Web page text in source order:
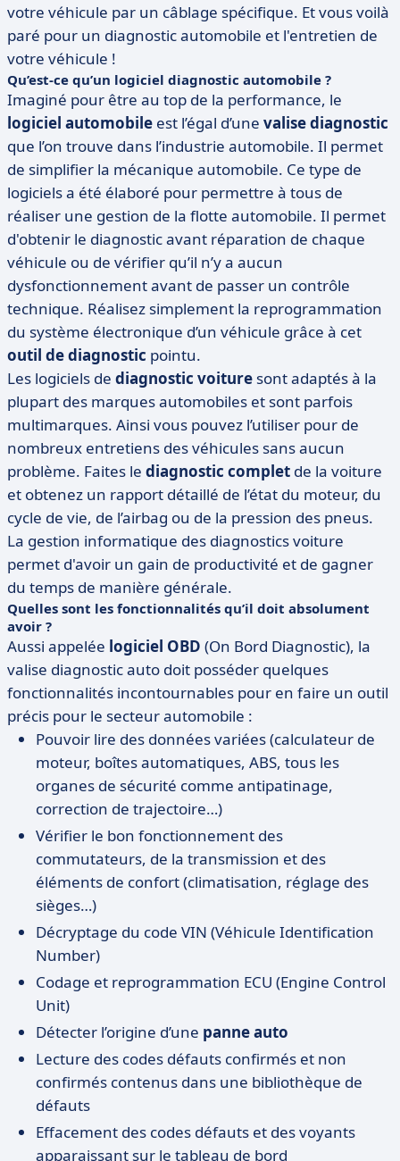
votre véhicule par un câblage spécifique. Et vous voilà
paré pour un diagnostic automobile et l'entretien de
votre véhicule !
Qu’est-ce qu’un logiciel diagnostic automobile ?
Imaginé pour être au top de la performance, le
logiciel automobile est l’égal d’une valise diagnostic
que l’on trouve dans l’industrie automobile. Il permet
de simplifier la mécanique automobile. Ce type de
logiciels a été élaboré pour permettre à tous de
réaliser une gestion de la flotte automobile. Il permet
d'obtenir le diagnostic avant réparation de chaque
véhicule ou de vérifier qu’il n’y a aucun
dysfonctionnement avant de passer un contrôle
technique. Réalisez simplement la reprogrammation
du système électronique d’un véhicule grâce à cet
outil de diagnostic pointu.
Les logiciels de diagnostic voiture sont adaptés à la
plupart des marques automobiles et sont parfois
multimarques. Ainsi vous pouvez l’utiliser pour de
nombreux entretiens des véhicules sans aucun
problème. Faites le diagnostic complet de la voiture
et obtenez un rapport détaillé de l’état du moteur, du
cycle de vie, de l’airbag ou de la pression des pneus.
La gestion informatique des diagnostics voiture
permet d'avoir un gain de productivité et de gagner
du temps de manière générale.
Quelles sont les fonctionnalités qu’il doit absolument
avoir ?
Aussi appelée logiciel OBD (On Bord Diagnostic), la
valise diagnostic auto doit posséder quelques
fonctionnalités incontournables pour en faire un outil
précis pour le secteur automobile :
Pouvoir lire des données variées (calculateur de
moteur, boîtes automatiques, ABS, tous les
organes de sécurité comme antipatinage,
correction de trajectoire…)
Vérifier le bon fonctionnement des
commutateurs, de la transmission et des
éléments de confort (climatisation, réglage des
sièges…)
Décryptage du code VIN (Véhicule Identification
Number)
Codage et reprogrammation ECU (Engine Control
Unit)
Détecter l’origine d’une panne auto
Lecture des codes défauts confirmés et non
confirmés contenus dans une bibliothèque de
défauts
Effacement des codes défauts et des voyants
apparaissant sur le tableau de bord